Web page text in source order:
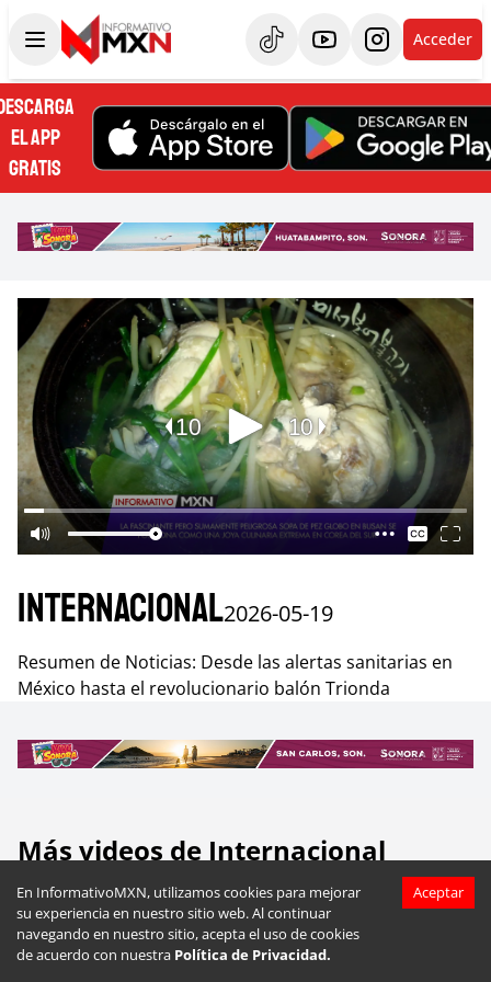
En InformativoMXN, utilizamos cookies para mejorar
su experiencia en nuestro sitio web. Al continuar
navegando en nuestro sitio, acepta el uso de cookies
de acuerdo con nuestra Política de Privacidad.
Aceptar
Acceder
EL APP
GRATIS
Internacional2026-05-19
Resumen de Noticias: Desde las alertas sanitarias en
México hasta el revolucionario balón Trionda
Más videos de Internacional